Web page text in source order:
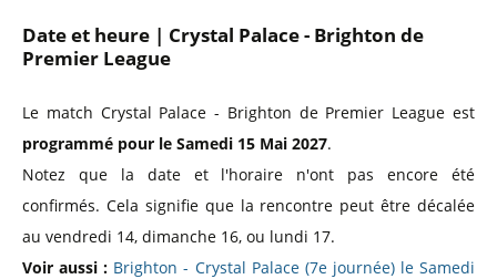
Date et heure | Crystal Palace - Brighton de
Premier League
Le match Crystal Palace - Brighton de Premier League est
programmé pour le Samedi 15 Mai 2027.
Notez que la date et l'horaire n'ont pas encore été
confirmés. Cela signifie que la rencontre peut être décalée
au vendredi 14, dimanche 16, ou lundi 17.
Voir aussi : Brighton - Crystal Palace (7e journée) le Samedi